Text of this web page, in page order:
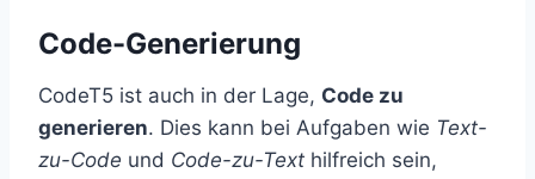
Code-Generierung
CodeT5 ist auch in der Lage, Code zu
generieren. Dies kann bei Aufgaben wie Text-
zu-Code und Code-zu-Text hilfreich sein,